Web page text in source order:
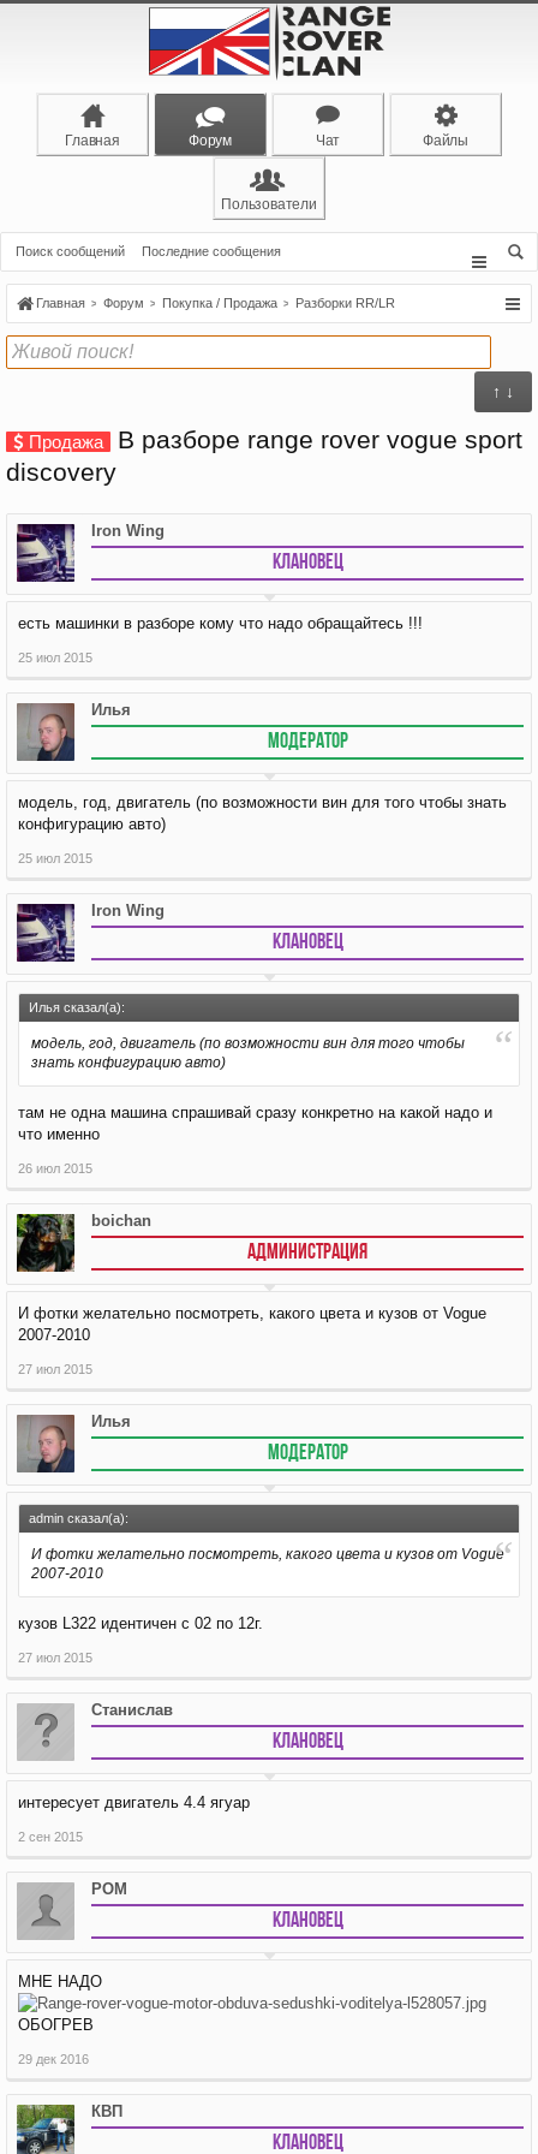
Главная Форум Чат Файлы
Пользователи
Поиск сообщений Последние сообщения
Главная Форум Покупка / Продажа Разборки RR/LR
↑ ↓
Продажа
В разборе range rover vogue sport
discovery
Iron Wing
Клановец
есть машинки в разборе кому что надо обращайтесь !!!
25 июл 2015
Илья
МОДЕРАТОР
модель, год, двигатель (по возможности вин для того чтобы знать
конфигурацию авто)
25 июл 2015
Iron Wing
Клановец
Илья сказал(а):
модель, год, двигатель (по возможности вин для того чтобы
знать конфигурацию авто)
там не одна машина спрашивай сразу конкретно на какой надо и
что именно
26 июл 2015
boichan
АДМИНИСТРАЦИЯ
И фотки желательно посмотреть, какого цвета и кузов от Vogue
2007-2010
27 июл 2015
Илья
МОДЕРАТОР
admin сказал(а):
И фотки желательно посмотреть, какого цвета и кузов от Vogue
2007-2010
кузов L322 идентичен c 02 по 12г.
27 июл 2015
Станислав
Клановец
интересует двигатель 4.4 ягуар
2 сен 2015
РОМ
Клановец
МНЕ НАДО
ОБОГРЕВ
29 дек 2016
КВП
Клановец